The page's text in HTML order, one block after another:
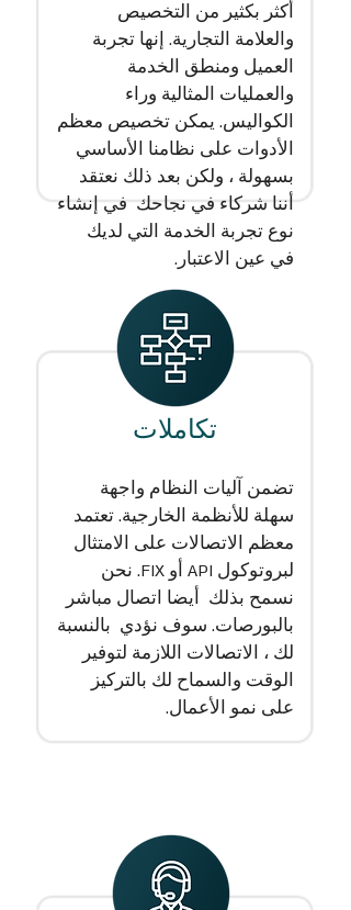
أكثر بكثير من التخصيص
والعلامة التجارية. إنها تجربة
العميل ومنطق الخدمة
والعمليات المثالية وراء
الكواليس. يمكن تخصيص معظم
الأدوات على نظامنا الأساسي
بسهولة ، ولكن بعد ذلك نعتقد
أننا شركاء في نجاحك في إنشاء
نوع تجربة الخدمة التي لديك
في عين الاعتبار.
تكاملات
تضمن آليات النظام واجهة
سهلة للأنظمة الخارجية. تعتمد
معظم الاتصالات على الامتثال
لبروتوكول API أو FIX. نحن
نسمح بذلك أيضا اتصال مباشر
بالبورصات. سوف نؤدي بالنسبة
لك ، الاتصالات اللازمة لتوفير
الوقت والسماح لك بالتركيز
على نمو الأعمال.